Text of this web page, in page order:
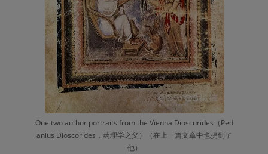
One two author portraits from the Vienna Dioscurides（Ped
anius Dioscorides，药理学之父）（在上一篇文章中也提到了
他）